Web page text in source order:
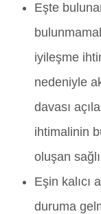
Eşte
iyileşme
nedeniyle
davası
ihtimalinin
oluşan
Eşin kalıcı
duruma